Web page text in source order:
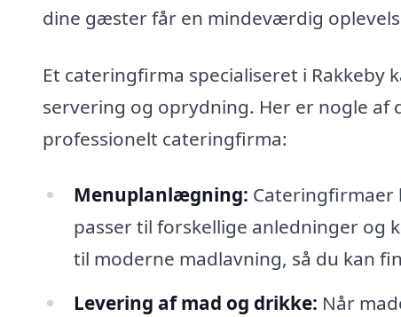
dine gæster får en mindeværdig
Et cateringfirma specialiseret i
servering og oprydning. Her er nogle af
professionelt cateringfirma:
Menuplanlægning: Cateringfirmaer
passer til forskellige anledninger og
til moderne madlavning, så du kan
Levering af mad og drikke: Når